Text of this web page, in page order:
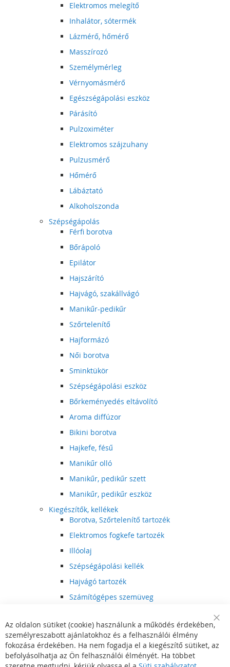
Elektromos melegítő
Inhalátor, sótermék
Lázmérő, hőmérő
Masszírozó
Személymérleg
Vérnyomásmérő
Egészségápolási eszköz
Párásító
Pulzoximéter
Elektromos szájzuhany
Pulzusmérő
Hőmérő
Lábáztató
Alkoholszonda
Szépségápolás
Férfi borotva
Bőrápoló
Epilátor
Hajszárító
Hajvágó, szakállvágó
Manikűr-pedikűr
Szőrtelenítő
Hajformázó
Női borotva
Sminktükör
Szépségápolási eszköz
Bőrkeményedés eltávolító
Aroma diffúzor
Bikini borotva
Hajkefe, fésű
Manikűr olló
Manikűr, pedikűr szett
Manikűr, pedikűr eszköz
Kiegészítők, kellékek
Borotva, Szőrtelenítő tartozék
Elektromos fogkefe tartozék
Illóolaj
Szépségápolási kellék
Hajvágó tartozék
Számítógépes szemüveg
Hajvágó kiegészítő
Szórakoztató elektronika
Multimédia
DVD, BluRay lejátszó
Bar
Az oldalon sütiket (cookie) használunk a működés érdekében,
személyreszabott ajánlatokhoz és a felhasználói élmény
fokozása érdekében. Ha nem fogadja el a kiegészítő sütiket, az
befolyásolhatja az Ön felhasználói élményét. Ha többet